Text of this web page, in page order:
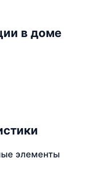
в доме
элементы